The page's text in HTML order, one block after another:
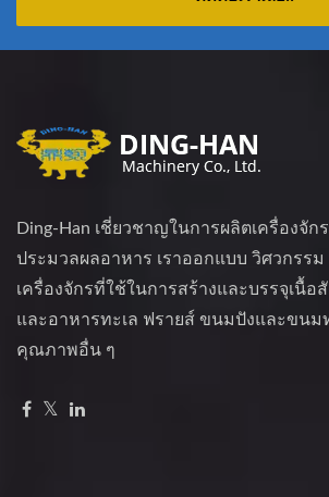
Ding-Han เชี่ยวชาญในการผลิตเครื่องจัก
ประมวลผลอาหาร เราออกแบบ วิศวกรรม
เครื่องจักรที่ใช้ในการสร้างและบรรจุเนื้อ
และอาหารทะเล ฟรายส์ ขนมปังและขนม
คุณภาพอื่น ๆ